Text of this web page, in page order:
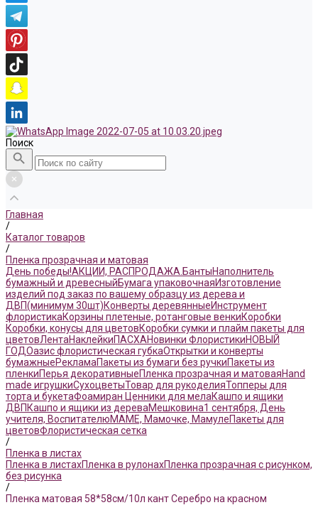
Поиск
Главная
/
Каталог товаров
/
Пленка прозрачная и матовая
День победы!АКЦИИ, РАСПРОДАЖА. БантыНаполнитель
бумажный и древесныйБумага упаковочнаяИзготовление
изделий под заказ по вашему образцу из дерева и
ДВП(минимум 30шт)Конверты деревянныеИнструмент
флористикаКорзины плетеные, ротанговые венкиКоробки
Коробки, конусы для цветовКоробки сумки и плайм пакеты для
цветовЛентаНаклейкиПАСХАНовинки ФлористикиНОВЫЙ
ГОДОазис флористическая губкаОткрытки и конверты
бумажныеРекламаПакеты из бумаги без ручкиПакеты из
пленкиПерья декоративныеПленка прозрачная и матоваяHand
made игрушкиСухоцветыТовар для рукоделияТопперы для
торта и букетаФоамиран Ценники для мелаКашпо и ящики
ДВП Кашпо и ящики из дереваМешковина1 сентября, День
учителя, ВоспитателюМАМЕ, Мамочке, МамулеПакеты для
цветовФлористическая сетка
/
Пленка в листах
Пленка в листахПленка в рулонахПленка прозрачная с рисунком,
без рисунка
/
Пленка матовая 58*58см/10л кант Серебро на красном